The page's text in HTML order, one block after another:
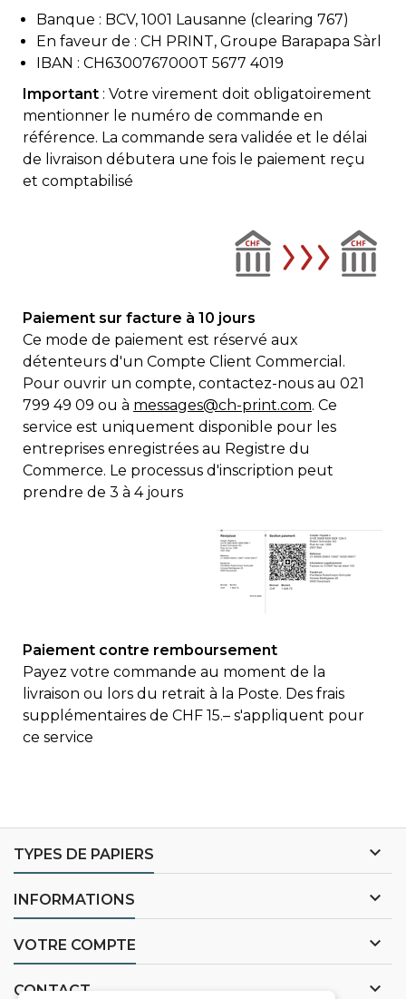
Banque : BCV, 1001 Lausanne (clearing 767)
En faveur de : CH PRINT, Groupe Barapapa Sàrl
IBAN : CH6300767000T 5677 4019
Important : Votre virement doit obligatoirement
mentionner le numéro de commande en
référence. La commande sera validée et le délai
de livraison débutera une fois le paiement reçu
et comptabilisé
Paiement sur facture à 10 jours
Ce mode de paiement est réservé aux
détenteurs d'un Compte Client Commercial.
Pour ouvrir un compte, contactez-nous au 021
799 49 09 ou à messages@ch-print.com. Ce
service est uniquement disponible pour les
entreprises enregistrées au Registre du
Commerce. Le processus d'inscription peut
prendre de 3 à 4 jours
Paiement contre remboursement
Payez votre commande au moment de la
livraison ou lors du retrait à la Poste. Des frais
supplémentaires de CHF 15.– s'appliquent pour
ce service
TYPES DE PAPIERS 
INFORMATIONS 
VOTRE COMPTE 
CONTACT 